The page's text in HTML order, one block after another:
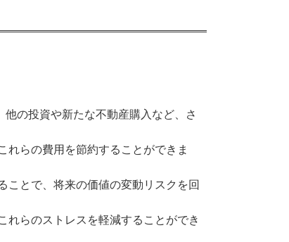
の投資や新たな不動産購入など、さ
れらの費用を節約することができま
ことで、将来の価値の変動リスクを回
れらのストレスを軽減することができ